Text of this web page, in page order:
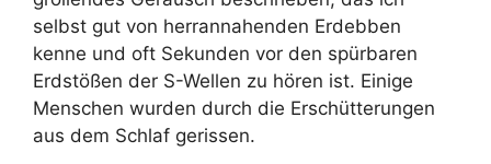
selbst gut von herrannahenden Erdebben
kenne und oft Sekunden vor den spürbaren
Erdstößen der S-Wellen zu hören ist. Einige
Menschen wurden durch die Erschütterungen
aus dem Schlaf gerissen.